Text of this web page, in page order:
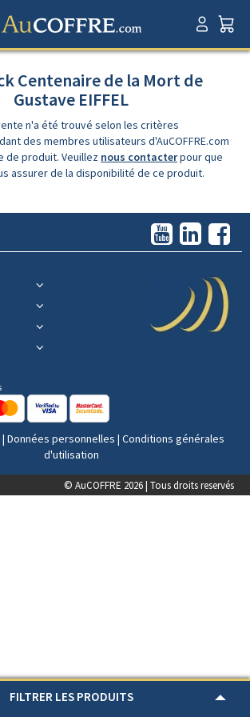
FILTRER LES PRODUITS
Centenaire de la Mort de
Gustave EIFFEL
n'a été trouvé selon les critères
des membres utilisateurs d'AuCOFFRE.com
de produit. Veuillez nous contacterpour que
assurer de la disponibilité de ce produit.
| Données personnelles | Conditions générales
d'utilisation
© AuCOFFRE 2026 | Tous droits reservés